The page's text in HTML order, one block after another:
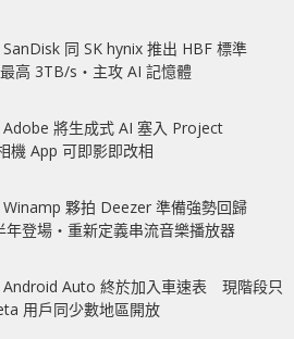
同 SK hynix 推出 HBF 標準
高 3TB/s‧主攻 AI 記憶體
Adobe 將生成式 AI 塞入 Project
App 可即影即改相
Winamp 夥拍 Deezer 準備強勢回歸
年登場‧重新定義串流音樂播放器
Android Auto 終於加入車速表 現階段只
用戶同少數地區開放